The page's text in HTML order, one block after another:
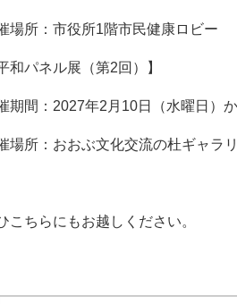
場所：市役所1階市民健康ロビー
和パネル展（第2回）】
期間：2027年2月10日（水曜日）
場所：おおぶ文化交流の杜ギャラ
こちらにもお越しください。